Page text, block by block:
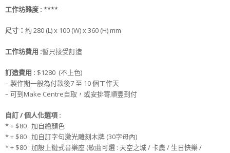
工作坊難度 : ****
尺寸 ： 約 280 (L) x 100 (W) x 360 (H) mm
工作坊費用 :暫只接受訂造
訂造費用 : $1280 (不上色)
– 製作期一般為付款後7 至 10 個工作天
– 可到Make Centre自取，或安排寄順豐到付
自訂 / 個人化選項 :
* + $80 : 加自繪顏色
* + $80 : 加自訂字句激光雕刻木牌 (30字母內)
* + $80 : 加設上鏈式音樂座 (歌曲可選 : 天空之城 / 卡農 / 生日快樂 /